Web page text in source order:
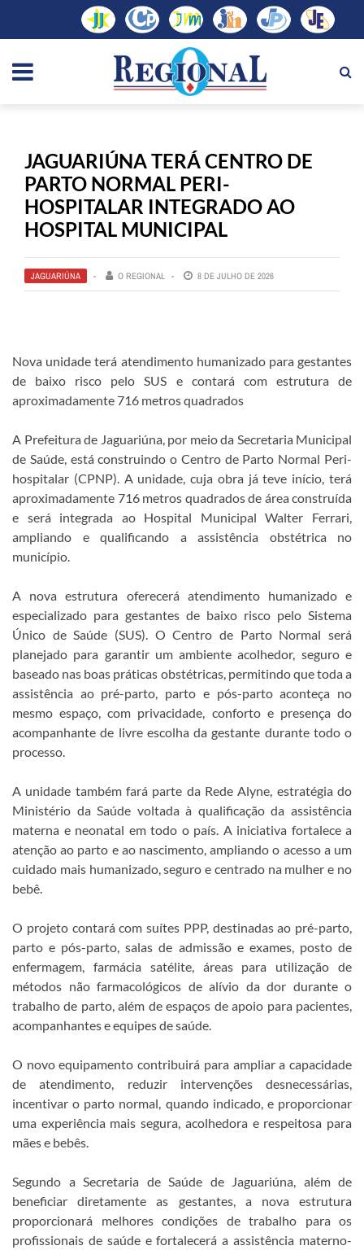
JAGUARIÚNA TERÁ CENTRO DE
PARTO NORMAL PERI-
HOSPITALAR INTEGRADO AO
HOSPITAL MUNICIPAL
JAGUARIÚNA O REGIONAL 8 DE JULHO DE 2026
Nova unidade terá atendimento humanizado para gestantes
de baixo risco pelo SUS e contará com estrutura de
aproximadamente 716 metros quadrados
A Prefeitura de Jaguariúna, por meio da Secretaria Municipal
de Saúde, está construindo o Centro de Parto Normal Peri-
hospitalar (CPNP). A unidade, cuja obra já teve início, terá
aproximadamente 716 metros quadrados de área construída
e será integrada ao Hospital Municipal Walter Ferrari,
ampliando e qualificando a assistência obstétrica no
município.
A nova estrutura oferecerá atendimento humanizado e
especializado para gestantes de baixo risco pelo Sistema
Único de Saúde (SUS). O Centro de Parto Normal será
planejado para garantir um ambiente acolhedor, seguro e
baseado nas boas práticas obstétricas, permitindo que toda a
assistência ao pré-parto, parto e pós-parto aconteça no
mesmo espaço, com privacidade, conforto e presença do
acompanhante de livre escolha da gestante durante todo o
processo.
A unidade também fará parte da Rede Alyne, estratégia do
Ministério da Saúde voltada à qualificação da assistência
materna e neonatal em todo o país. A iniciativa fortalece a
atenção ao parto e ao nascimento, ampliando o acesso a um
cuidado mais humanizado, seguro e centrado na mulher e no
bebê.
O projeto contará com suítes PPP, destinadas ao pré-parto,
parto e pós-parto, salas de admissão e exames, posto de
enfermagem, farmácia satélite, áreas para utilização de
métodos não farmacológicos de alívio da dor durante o
trabalho de parto, além de espaços de apoio para pacientes,
acompanhantes e equipes de saúde.
O novo equipamento contribuirá para ampliar a capacidade
de atendimento, reduzir intervenções desnecessárias,
incentivar o parto normal, quando indicado, e proporcionar
uma experiência mais segura, acolhedora e respeitosa para
mães e bebês.
Segundo a Secretaria de Saúde de Jaguariúna, além de
beneficiar diretamente as gestantes, a nova estrutura
proporcionará melhores condições de trabalho para os
profissionais de saúde e fortalecerá a assistência materno-